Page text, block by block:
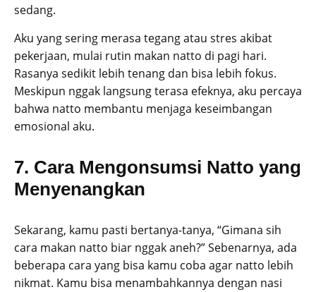
sedang.
Aku yang sering merasa tegang atau stres akibat
pekerjaan, mulai rutin makan natto di pagi hari.
Rasanya sedikit lebih tenang dan bisa lebih fokus.
Meskipun nggak langsung terasa efeknya, aku percaya
bahwa natto membantu menjaga keseimbangan
emosional aku.
7. Cara Mengonsumsi Natto yang
Menyenangkan
Sekarang, kamu pasti bertanya-tanya, “Gimana sih
cara makan natto biar nggak aneh?” Sebenarnya, ada
beberapa cara yang bisa kamu coba agar natto lebih
nikmat. Kamu bisa menambahkannya dengan nasi